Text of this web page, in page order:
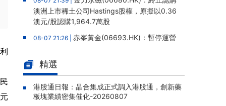
澳洲上市稀土公司Hastings股權，原擬以0.36
澳元/股認購1,964.7萬股
08-07 21:26 | 赤峯黃金(06693.HK)：暫停運營
人民幣5,406萬元
08-07 20:07 |靈寶黃金(03330.HK)：新疆哈巴
河勘查取得重大進展，保有金金屬量由13.20噸
躍升至53.94噸
精選
港股通日報：晶合集成正式調入港股通，創新藥
板塊業績密集催化-20260807